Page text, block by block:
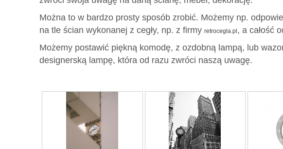
Można to w bardzo prosty sposób zrobić. Możemy np.
na tle ścian wykonanej z cegły, np. z firmy retrocegla.pl , a całość
Możemy postawić piękną komodę, z ozdobną lampą, lub
designerską lampę, która od razu zwróci naszą uwagę.